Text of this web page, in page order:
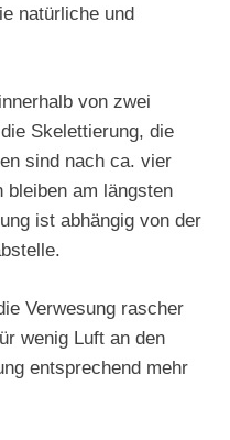
natürliche und
von zwei
Skelettierung, die
sind nach ca. vier
bleiben am längsten
ist abhängig von der
Verwesung rascher
wenig Luft an den
entsprechend mehr